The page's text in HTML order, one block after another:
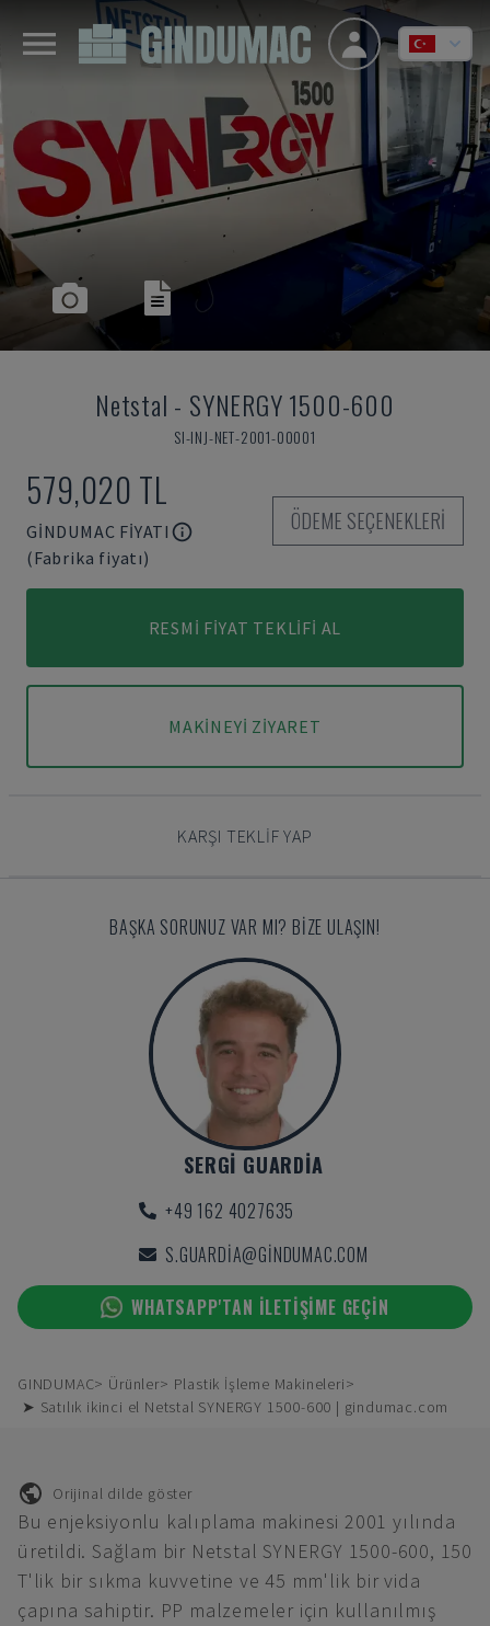
Netstal - SYNERGY 1500-600
SI-INJ-NET-2001-00001
579,020 TL
GINDUMAC FIYATI
(Fabrika fiyatı)
ÖDEME SEÇENEKLERI
RESMI FIYAT TEKLIFI AL
MAKINEYI ZIYARET
KARŞI TEKLIF YAP
BAŞKA SORUNUZ VAR MI? BIZE ULAŞIN!
SERGI GUARDIA
+49 162 4027635
S.GUARDIA@GINDUMAC.COM
WHATSAPP'TAN ILETIŞIME GEÇIN
GINDUMAC Ürünler
Plastik İşleme Makineleri
➤ Satılık ikinci el Netstal SYNERGY 1500-600 | gindumac.com
Orijinal dilde göster
Bu enjeksiyonlu kalıplama makinesi 2001 yılında
üretildi. Sağlam bir Netstal SYNERGY 1500-600, 150
T'lik bir sıkma kuvvetine ve 45 mm'lik bir vida
çapına sahiptir. PP malzemeler için kullanılmış